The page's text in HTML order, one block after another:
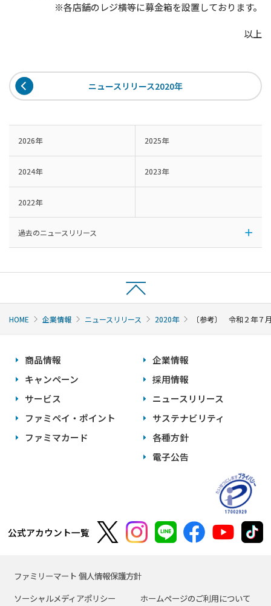
※各店舗のレジ横等に募金箱を設置しております。
以上
ニュースリリース2020年
2026年 2025年
2024年 2023年
2022年
過去のニュースリリース
HOME 企業情報 ニュースリリース 2020年 〔参考〕 令和２年７
商品情報
キャンペーン
サービス
ファミペイ・ポイント
ファミマカード
企業情報
採用情報
ニュースリリース
サステナビリティ
各種方針
電子公告
公式アカウント一覧
ファミリーマート 個人情報保護方針
ソーシャルメディアポリシー
ホームページのご利用について